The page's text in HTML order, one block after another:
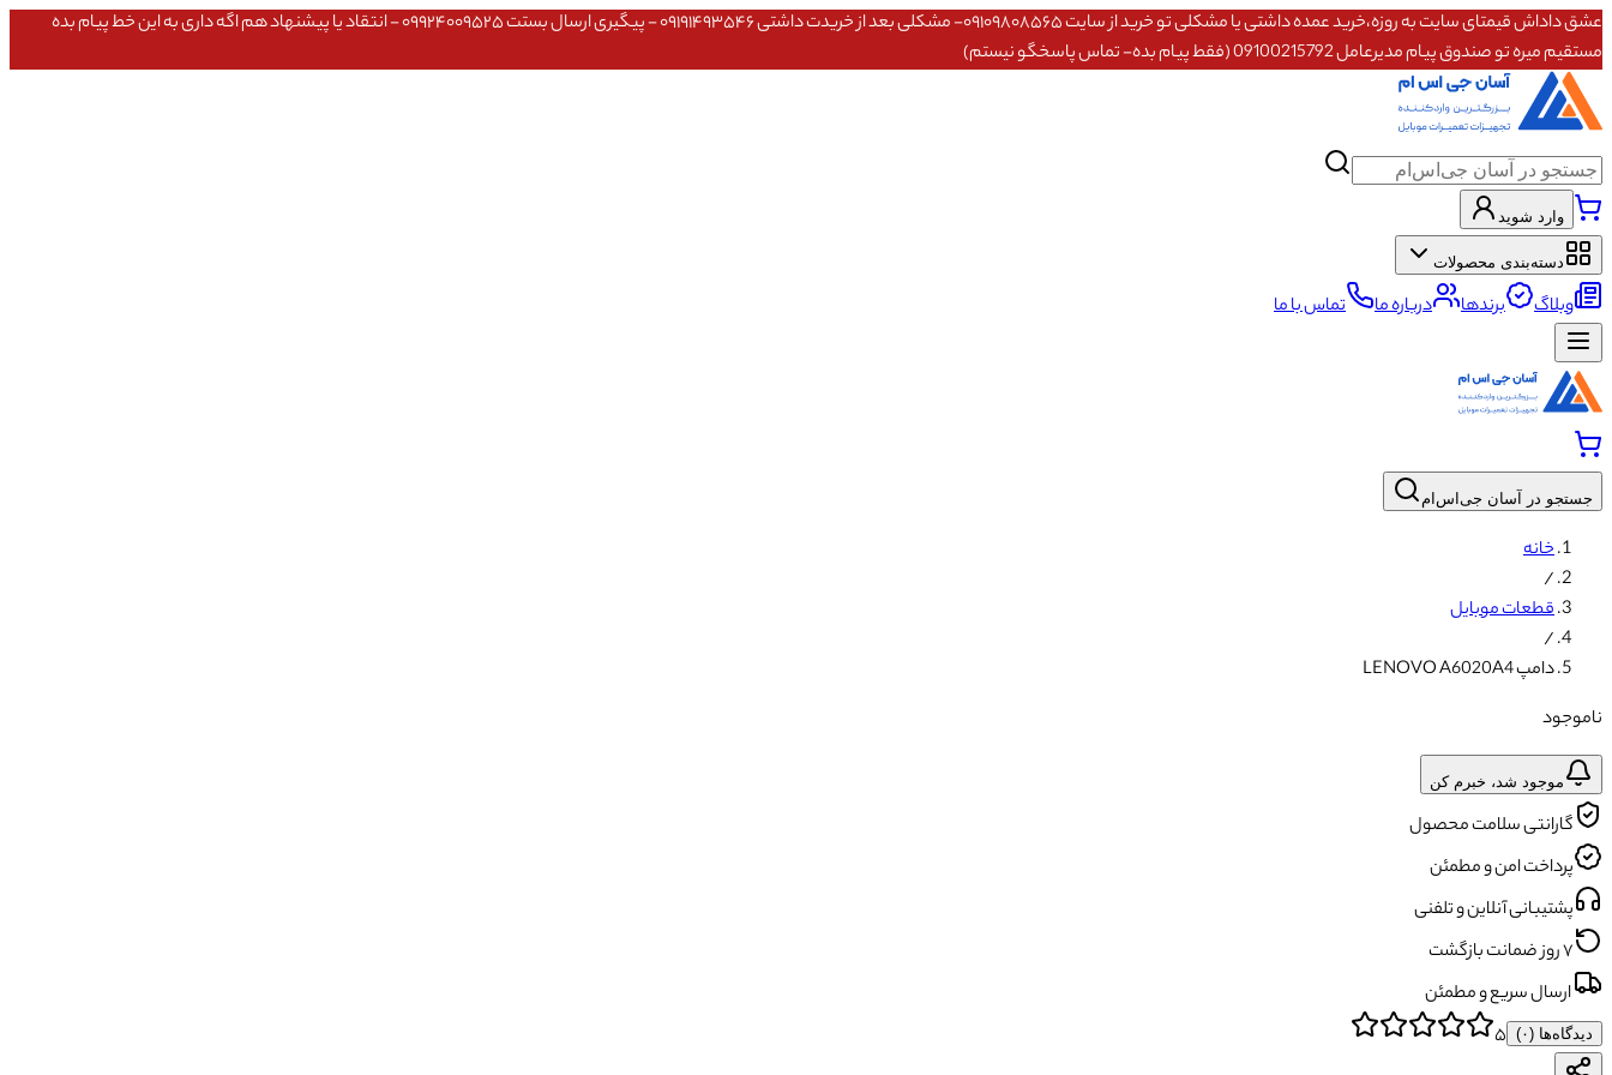
عشق داداش قیمتای سایت به روزه،خرید عمده داشتی یا مشکلی تو خرید از سایت ۰۹۱۰۹۸۰۸۵۶۵- مشکلی بعد از خریدت داشتی ۰۹۱۹۱۴۹۳۵۴۶ - پیگیری ارسال بستت ۰۹۹۲۴۰۰۹۵۲۵ - انتقاد یا پیشنهاد هم اگه داری به این خط پیام بده
مستقیم میره تو صندوق پیام مدیرعامل 09100215792 (فقط پیام بده- تماس پاسخگو نیستم)
وارد شوید
دسته‌بندی محصولات
وبلاگ برندها درباره ما تماس با ما
جستجو در آسان جی‌اس‌ام
خانه
/
قطعات موبایل
/
دامپ LENOVO A6020A4
ناموجود
موجود شد، خبرم کن
گارانتی سلامت محصول
پرداخت امن و مطمئن
پشتیبانی آنلاین و تلفنی
۷ روز ضمانت بازگشت
ارسال سریع و مطمئن
دیدگاه‌ها (۰) ۵